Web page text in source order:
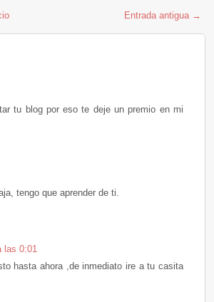
Entrada antigua →
tu blog por eso te deje un premio en mi
tengo que aprender de ti.
las 0:01
hasta ahora ,de inmediato ire a tu casita